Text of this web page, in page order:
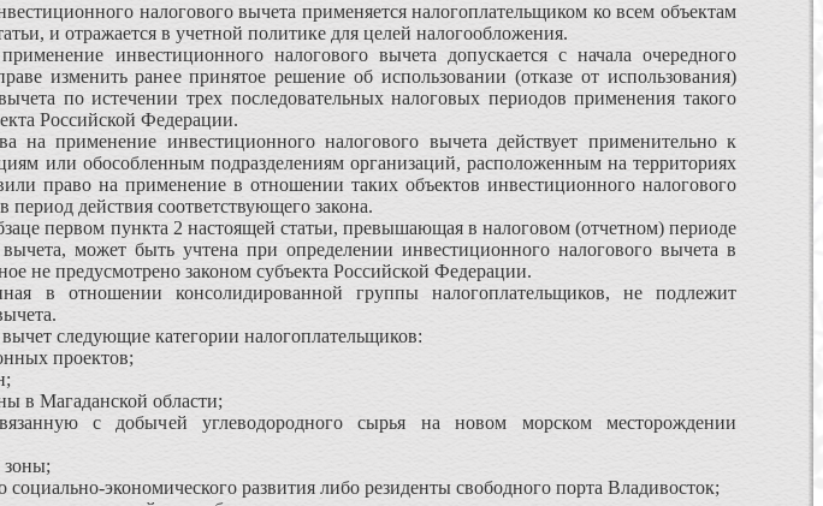
налогового вычета применяется налогоплательщиком ко всем объектам
и отражается в учетной политике для целей налогообложения.
инвестиционного налогового вычета допускается с начала очередного
изменить ранее принятое решение об использовании (отказе от использования)
по истечении трех последовательных налоговых периодов применения такого
Российской Федерации.
на применение инвестиционного налогового вычета действует применительно к
или обособленным подразделениям организаций, расположенным на территориях
право на применение в отношении таких объектов инвестиционного налогового
период действия соответствующего закона.
первом пункта 2 настоящей статьи, превышающая в налоговом (отчетном) периоде
может быть учтена при определении инвестиционного налогового вычета в
не предусмотрено законом субъекта Российской Федерации.
в отношении консолидированной группы налогоплательщиков, не подлежит
следующие категории налогоплательщиков:
проектов;
в Магаданской области;
с добычей углеводородного сырья на новом морском месторождении
зоны;
экономического развития либо резиденты свободного порта Владивосток;